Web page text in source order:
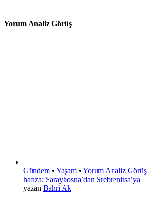
Yorum Analiz Görüş
Gündem • Yaşam • Yorum Analiz Görüş
hafıza: Saraybosna’dan Srebrenitsa’ya
yazan Bahri Ak